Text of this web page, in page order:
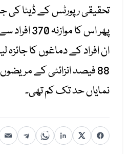
تحقیقی رپورٹس کے ڈیٹا کی
پھر اس کا موازنہ 370 افراد سے کیا گیا۔
ان افراد کے دماغوں کا جائزہ
88 فیصد انزائٹی کے
نمایاں حد تک کم تھی۔